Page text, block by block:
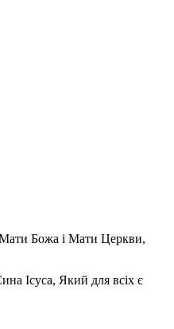
Мати Божа і Мати Церкви,
Ісуса, Який для всіх є